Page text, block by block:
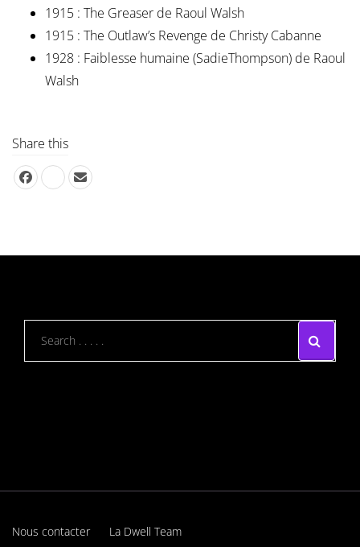
1915 : The Greaser de Raoul Walsh
1915 : The Outlaw’s Revenge de Christy Cabanne
1928 : Faiblesse humaine (SadieThompson) de Raoul
Walsh
Share this
Nous contacter
La Dwell Team